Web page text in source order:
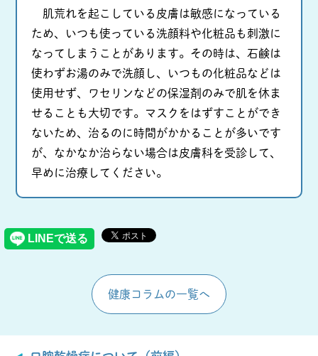
肌荒れを起こしている皮膚は敏感になっている
ため、いつも使っている洗顔料や化粧品も刺激に
なってしまうことがあります。その時は、石鹸は
使わずお湯のみで洗顔し、いつもの化粧品などは
使用せず、ワセリンなどの保湿剤のみで肌を休ま
せることも大切です。マスクをはずすことができ
ないため、治るのに時間がかかることが多いです
が、なかなか治らない場合は皮膚科を受診して、
早めに治療してください。
健康コラムの一覧へ